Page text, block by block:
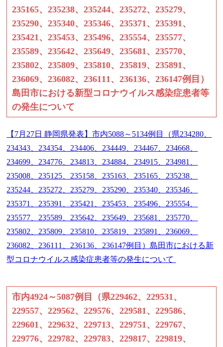
235165、235238、235244、235272、235279、
235290、235340、235346、235371、235391、
235421、235453、235496、235554、235577、
235589、235642、235649、235681、235770、
235802、235809、235810、235819、235891、
236069、236082、236111、236136、236147例目）
島田市における新型コロナウイルス感染症患者等
の発生について
【7月27日 静岡県発表】市内5088～5134例目（県234280、
234343、234354、234406、234449、234467、234668、
234699、234776、234813、234884、234915、234981、
235008、235125、235158、235163、235165、235238、
235244、235272、235279、235290、235340、235346、
235371、235391、235421、235453、235496、235554、
235577、235589、235642、235649、235681、235770、
235802、235809、235810、235819、235891、236069、
236082、236111、236136、236147例目）島田市における新
型コロナウイルス感染症患者等の発生について
市内4924～5087例目（県229462、229531、
229557、229562、229576、229581、229586、
229601、229632、229713、229751、229767、
229776、229782、229783、229817、229819、